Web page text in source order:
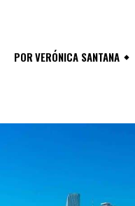
PORVERÓNICA SANTANA